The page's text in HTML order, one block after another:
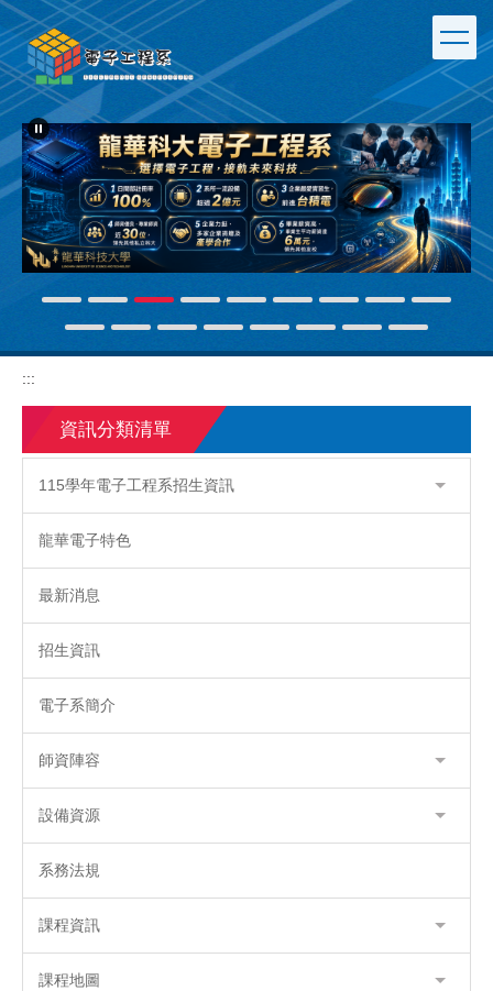
跳
到
主
要
內
容
區
:::
資訊分類清單
115學年電子工程系招生資訊
龍華電子特色
最新消息
招生資訊
電子系簡介
師資陣容
設備資源
系務法規
課程資訊
課程地圖